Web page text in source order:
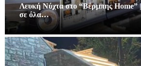
Λευκή Νύχτα στο “Βέρμπης
σε όλα…